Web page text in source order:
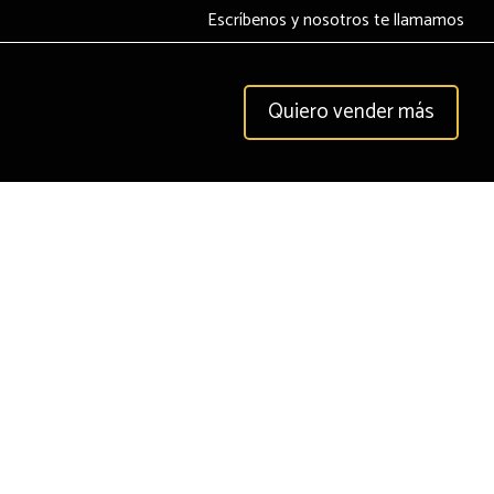
Escríbenos y nosotros te llamamos
Quiero vender más